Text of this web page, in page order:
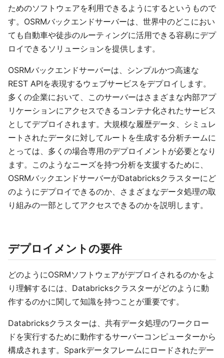
ためのソフトウェアを利用できるようにするというもので
す。OSRMバックエンドサーバーは、世界中のどこにおい
ても自動車や徒歩のルーティングに活用できる容易にデプ
ロイできるソリューションを提供します。
OSRMバックエンドサーバーは、シンプルかつ高速な
REST APIを表現するウェブサービスをデプロイします。
多くの企業において、このサーバーはさまざまな内部アプ
リケーションにアクセスできるコンテナ化されたサービス
としてデプロイされます。大規模な履歴データ、シミュレ
ートされたデータに対してルートを生成する分析チームに
とっては、多くの場合専用のデプロイメントが必要となり
ます。このようなニーズを持つ分析を支援するために、
OSRMバックエンドサーバーがDatabricksクラスターにど
のようにデプロイできるのか、さまざまなデータ処理の取
り組みの一部としてアクセスできるのかを説明します。
デプロイメントの要件
どのようにOSRMソフトウェアがデプロイされるのかをよ
り理解するには、Databricksクラスターがどのように動
作するのかに関して知識を持つことが重要です。
Databricksクラスターは、共有データ処理のワークロー
ドを実行するために動作するサーバーコンピューターから
構成されます。Sparkデータフレームにロードされたデー